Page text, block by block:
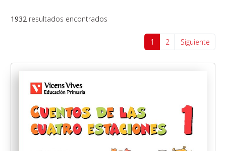
1932 resultados encontrados
1 2 Siguiente